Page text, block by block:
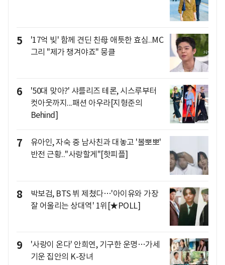
5
'17억 빚' 함께 견딘 친母 애틋한 효심..MC
그리 "제가 챙겨야죠" 뭉클
6
'50대 맞아?' 샤를리즈 테론, 시스루부터
컷아웃까지...패션 아우라[지형준의
Behind]
7
유아인, 자숙 중 남사친과 대놓고 '볼뽀뽀'
반전 근황.."사랑할게"[핫피플]
8
박보검, BTS 뷔 제쳤다…'아이유와 가장
잘 어울리는 상대역' 1위[★POLL]
9
'사랑이 온다' 안희연, 기구한 운명…가세
기운 집안의 K-장녀